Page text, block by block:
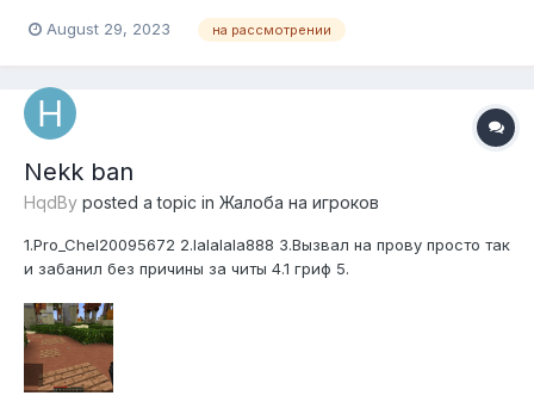
August 29, 2023 на рассмотрении
Nekk ban
HqdBy posted a topic in Жалоба на игроков
1.Pro_Chel20095672 2.lalalala888 3.Вызвал на прову просто так
и забанил без причины за читы 4.1 гриф 5.